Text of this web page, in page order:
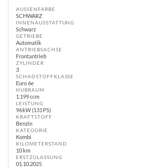
AUSSENFARBE
SCHWARZ
INNENAUSSTATTUNG
Schwarz
GETRIEBE
Automatik
ANTRIEBSACHSE
Frontantrieb
ZYLINDER
3
SCHADSTOFFKLASSE
Euro 6e
HUBRAUM
1.199 ccm
LEISTUNG
96 kW (131 PS)
KRAFTSTOFF
Benzin
KATEGORIE
Kombi
KILOMETERSTAND
10 km
ERSTZULASSUNG
01.10.2025